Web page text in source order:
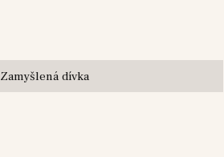
Zamyšlená dívka